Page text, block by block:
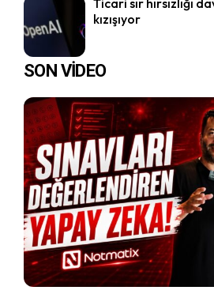
Ticari sır hırsızlığı
kızışıyor
SON VİDEO